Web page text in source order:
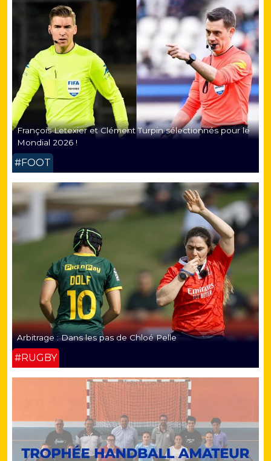
François Letexier et Clément Turpin sélectionnés pour le
Mondial 2026 !
#FOOT
Arbitrage : Dans les pas de Chloé Pelle
#RUGBY